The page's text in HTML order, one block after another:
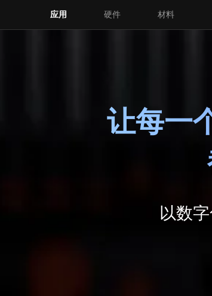
应用 硬件 材料
让每一
以数